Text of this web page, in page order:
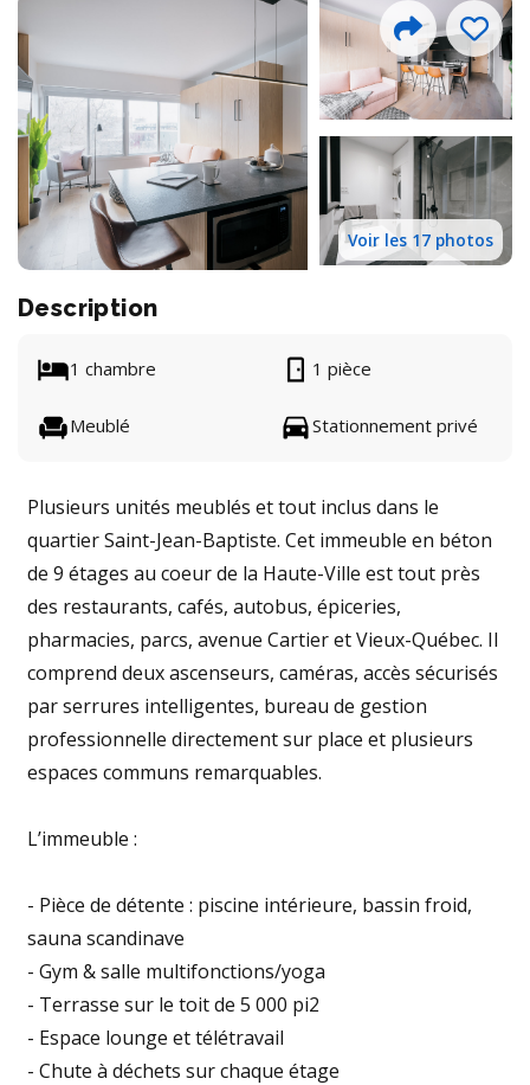
Voir les 17 photos
Description
1 chambre 1 pièce
Meublé Stationnement privé
Plusieurs unités meublés et tout inclus dans le
quartier Saint-Jean-Baptiste. Cet immeuble en béton
de 9 étages au coeur de la Haute-Ville est tout près
des restaurants, cafés, autobus, épiceries,
pharmacies, parcs, avenue Cartier et Vieux-Québec. Il
comprend deux ascenseurs, caméras, accès sécurisés
par serrures intelligentes, bureau de gestion
professionnelle directement sur place et plusieurs
espaces communs remarquables.
L’immeuble :
- Pièce de détente : piscine intérieure, bassin froid,
sauna scandinave
- Gym & salle multifonctions/yoga
- Terrasse sur le toit de 5 000 pi2
- Espace lounge et télétravail
- Chute à déchets sur chaque étage